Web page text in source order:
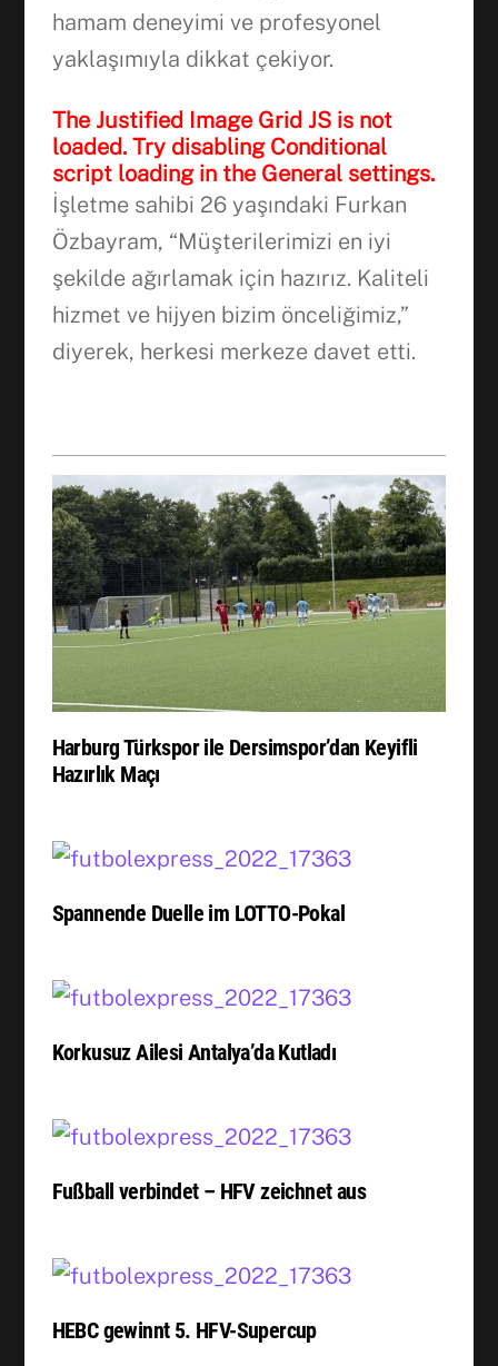
hamam deneyimi ve profesyonel
yaklaşımıyla dikkat çekiyor.
The Justified Image Grid JS is not
loaded. Try disabling Conditional
script loading in the General settings.
İşletme sahibi 26 yaşındaki Furkan
Özbayram, “Müşterilerimizi en iyi
şekilde ağırlamak için hazırız. Kaliteli
hizmet ve hijyen bizim önceliğimiz,”
diyerek, herkesi merkeze davet etti.
Harburg Türkspor ile Dersimspor’dan Keyifli
Hazırlık Maçı
Spannende Duelle im LOTTO-Pokal
Korkusuz Ailesi Antalya’da Kutladı
Fußball verbindet – HFV zeichnet aus
HEBC gewinnt 5. HFV-Supercup